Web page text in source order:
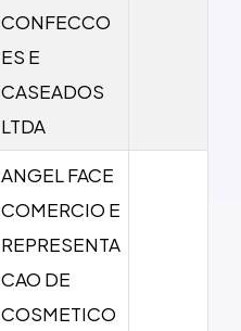
CONFECCO
ES E
CASEADOS
LTDA
ANGEL FACE
COMERCIO E
REPRESENTA
CAO DE
COSMETICO